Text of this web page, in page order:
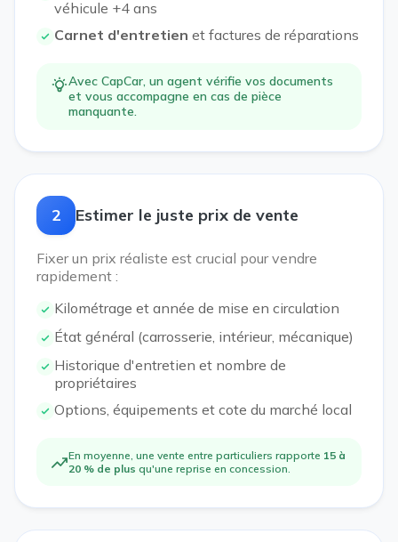
véhicule +4 ans
Carnet d'entretien et factures de réparations
Avec CapCar, un agent vérifie vos documents
et vous accompagne en cas de pièce
manquante.
2 Estimer le juste prix de vente
Fixer un prix réaliste est crucial pour vendre
rapidement :
Kilométrage et année de mise en circulation
État général (carrosserie, intérieur, mécanique)
Historique d'entretien et nombre de
propriétaires
Options, équipements et cote du marché local
En moyenne, une vente entre particuliers rapporte 15 à
20 % de plus qu'une reprise en concession.